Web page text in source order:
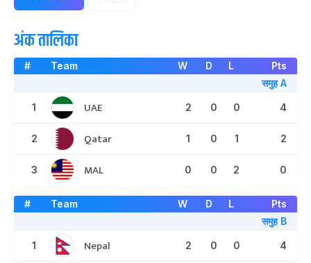
अंक तालिका
# Team W D L
Pts
समुह A
1 UAE 2 0 0 4
2 Qatar 1 0 1 2
3 MAL 0 0 2 0
# Team W D L
Pts
समुह B
1 Nepal 2 0 0 4